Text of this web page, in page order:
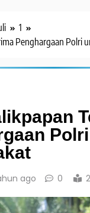
1
Penghargaan Polri
ago 0